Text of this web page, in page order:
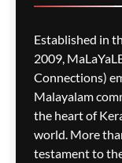
Established in
2009,
Connections)
Malayalam
the heart of
world. More
testament to